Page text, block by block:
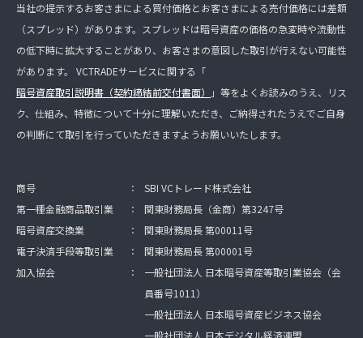
当社の提示するお客さまによる買付価格とお客さまによる売付価格には差額
（スプレッド）があります。スプレッドは暗号資産の価格の急変時や流動性
の低下時に拡大することがあり、お客さまの意図した取引が行えない可能性
があります。 VCTRADEサービスに関する「
暗号資産取引説明書（契約締結前交付書面）
」等をよくお読みのうえ、リス
ク、仕組み、特徴について十分に理解いただき、ご納得されたうえでご自身
の判断にて取引を行っていただきますようお願いいたします。
商号 ：
SBI VCトレード株式会社
第一種金融商品取引業
：
関東財務局長（金商）第3247号
暗号資産交換業
：
関東財務局長 第00011号
電子決済手段等取引業
：
関東財務局長 第00001号
加入協会
：
一般社団法人 日本暗号資産等取引業協会（会
員番号1011）
一般社団法人 日本暗号資産ビジネス協会
一般社団法人 日本デジタル経済連盟